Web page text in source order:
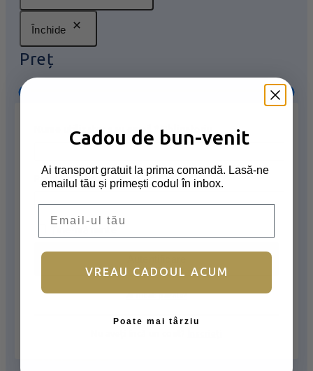
Închide
Preț
Colecții Cutii
Cadou aniversare
Cadou romantic
Cadou Invitatie
Mărturii nuntă & botez
Nume utilizator sau email Obligatoriu
Parolă*Obligatoriu
Ai uitat parola?
Cadou de bun-venit
Ai transport gratuit la prima comandă. Lasă-ne
emailul tău și primești codul în inbox.
VREAU CADOUL ACUM
Poate mai târziu